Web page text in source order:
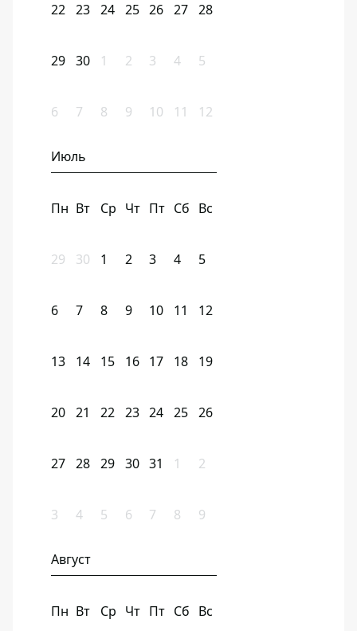
22 23 24 25 26 27 28
29 30 1 2 3 4 5
6 7 8 9 10 11 12
Июль
Пн Вт Ср Чт Пт Сб Вс
29 30 1 2 3 4 5
6 7 8 9 10 11 12
13 14 15 16 17 18 19
20 21 22 23 24 25 26
27 28 29 30 31 1 2
3 4 5 6 7 8 9
Август
Пн Вт Ср Чт Пт Сб Вс